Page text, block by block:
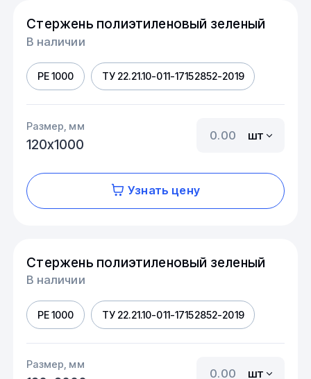
Стержень полиэтиленовый зеленый
В наличии
PE 1000 ТУ 22.21.10-011-17152852-2019
Размер, мм
120х1000
шт
Узнать цену
Стержень полиэтиленовый зеленый
В наличии
PE 1000 ТУ 22.21.10-011-17152852-2019
Размер, мм
шт